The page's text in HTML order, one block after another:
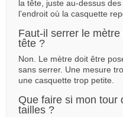
la tête, juste au-dessus
l’endroit où la casquette
Faut-il serrer le
tête ?
Non. Le mètre doit être
sans serrer. Une mesure
une casquette trop petite.
Que faire si mon tour
tailles ?